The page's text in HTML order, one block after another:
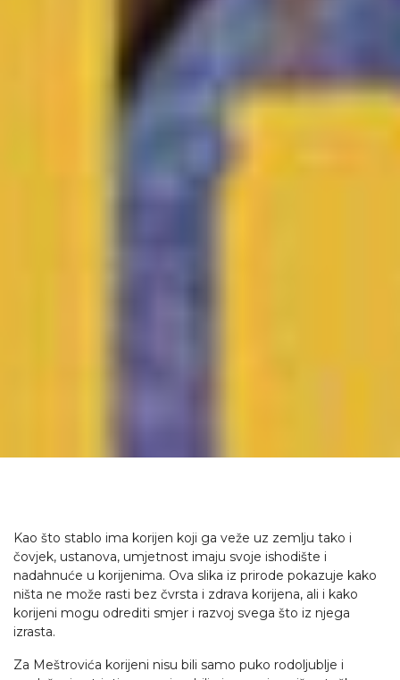
Kao što stablo ima korijen koji ga veže uz zemlju tako i
čovjek, ustanova, umjetnost imaju svoje ishodište i
nadahnuće u korijenima. Ova slika iz prirode pokazuje kako
ništa ne može rasti bez čvrsta i zdrava korijena, ali i kako
korijeni mogu odrediti smjer i razvoj svega što iz njega
izrasta.
Za Meštrovića korijeni nisu bili samo puko rodoljublje i